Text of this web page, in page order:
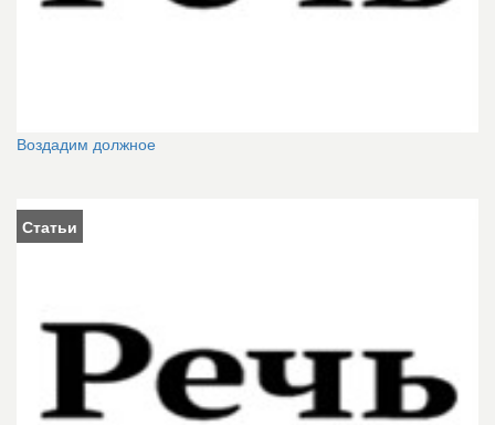
Воздадим должное
Статьи